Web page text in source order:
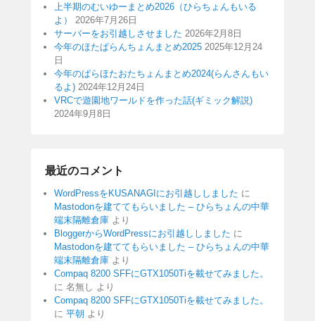
上半期のむいゆーまとめ2026（ひらちょんもいる
よ）
2026年7月26日
サーバーをお引越しさせました 2026年2月8日
今年のほたぱらんちょんまとめ2025 2025年12月24
日
今年のぱらほたおたちょんまとめ2024(らんさんもい
るよ) 2024年12月24日
VRCで遊園地ワールドを作った話(ギミック解説)
2024年9月8日
最近のコメント
WordPressをKUSANAGIにお引越ししました に
Mastodonを建ててもらいました – ひらちょんの中華
端末隔離倉庫 より
BloggerからWordPressにお引越ししました に
Mastodonを建ててもらいました – ひらちょんの中華
端末隔離倉庫 より
Compaq 8200 SFFにGTX1050Tiを載せてみました。
に 名無し より
Compaq 8200 SFFにGTX1050Tiを載せてみました。
に 平朝 より